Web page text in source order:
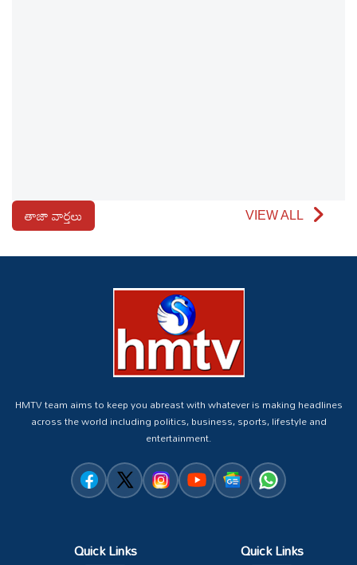
తాజా వార్తలు VIEW ALL
HMTV team aims to keep you abreast with whatever is making headlines
across the world including politics, business, sports, lifestyle and
entertainment.
Quick Links Quick Links